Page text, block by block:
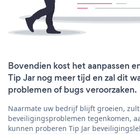
Bovendien kost het aanpassen
Tip Jar nog meer tijd en zal dit
problemen of bugs veroorzaken.
Naarmate uw bedrijf blijft groeien,
beveiligingsproblemen tegenkomen,
kunnen proberen Tip Jar